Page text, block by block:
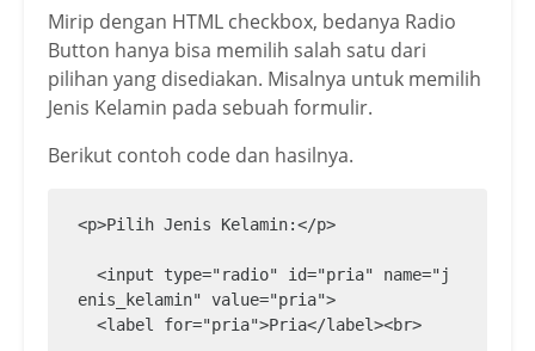
Mirip dengan HTML checkbox, bedanya Radio
Button hanya bisa memilih salah satu dari
pilihan yang disediakan. Misalnya untuk memilih
Jenis Kelamin pada sebuah formulir.
Berikut contoh code dan hasilnya.
<p>Pilih Jenis Kelamin:</p>
enis_kelamin" value="pria">